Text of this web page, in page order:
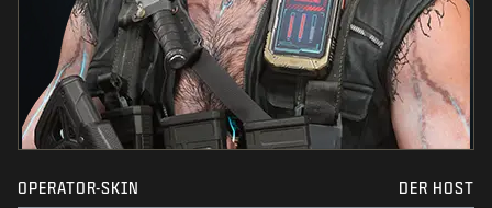
OPERATOR-SKIN DER HOST